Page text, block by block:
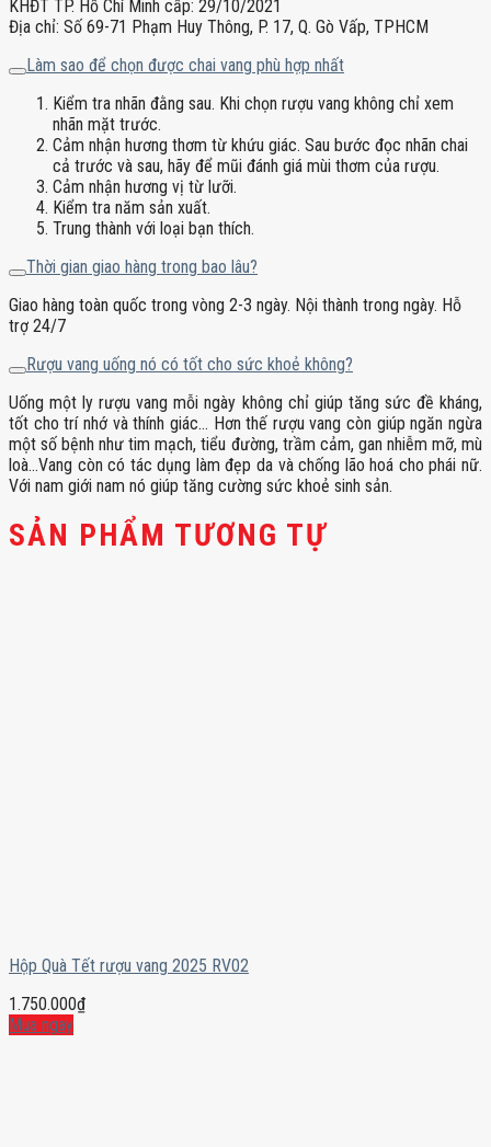
KHĐT TP. Hồ Chí Minh cấp: 29/10/2021
Địa chỉ: Số 69-71 Phạm Huy Thông, P. 17, Q. Gò Vấp, TPHCM
Làm sao để chọn được chai vang phù hợp nhất
Kiểm tra nhãn đằng sau. Khi chọn rượu vang không chỉ xem
nhãn mặt trước.
Cảm nhận hương thơm từ khứu giác. Sau bước đọc nhãn chai
cả trước và sau, hãy để mũi đánh giá mùi thơm của rượu.
Cảm nhận hương vị từ lưỡi.
Kiểm tra năm sản xuất.
Trung thành với loại bạn thích.
Thời gian giao hàng trong bao lâu?
Giao hàng toàn quốc trong vòng 2-3 ngày. Nội thành trong ngày. Hỗ
trợ 24/7
Rượu vang uống nó có tốt cho sức khoẻ không?
Uống một ly rượu vang mỗi ngày không chỉ giúp tăng sức đề kháng,
tốt cho trí nhớ và thính giác… Hơn thế rượu vang còn giúp ngăn ngừa
một số bệnh như tim mạch, tiểu đường, trầm cảm, gan nhiễm mỡ, mù
loà…Vang còn có tác dụng làm đẹp da và chống lão hoá cho phái nữ.
Với nam giới nam nó giúp tăng cường sức khoẻ sinh sản.
SẢN PHẨM TƯƠNG TỰ
Hộp Quà Tết rượu vang 2025 RV02
1.750.000₫
Mua ngay